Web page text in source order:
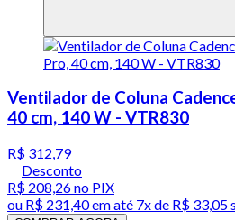
Ventilador de Coluna
40 cm, 140 W - VTR830
R$ 312,79
Desconto
R$ 208,26no PIX
ou R$ 231,40em até 7x de R$ 33,05